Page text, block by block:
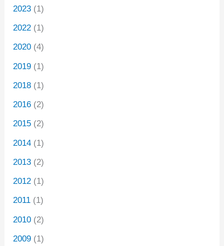
2023 (1)
2022 (1)
2020 (4)
2019 (1)
2018 (1)
2016 (2)
2015 (2)
2014 (1)
2013 (2)
2012 (1)
2011 (1)
2010 (2)
2009 (1)